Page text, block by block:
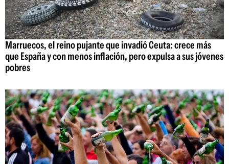
Marruecos, el reino pujante que invadió Ceuta: crece más
que España y con menos inflación, pero expulsa a sus jóvenes
pobres